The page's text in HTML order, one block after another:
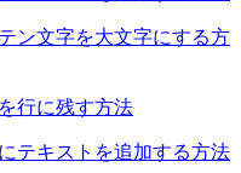
ン文字を大文字にする方
行に残す方法
テキストを追加する方法